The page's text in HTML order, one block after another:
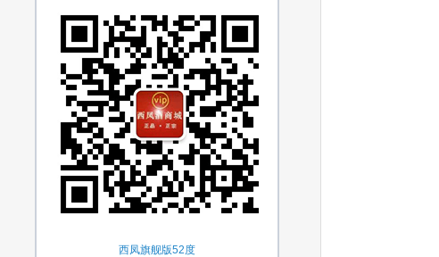
西凤旗舰版52度